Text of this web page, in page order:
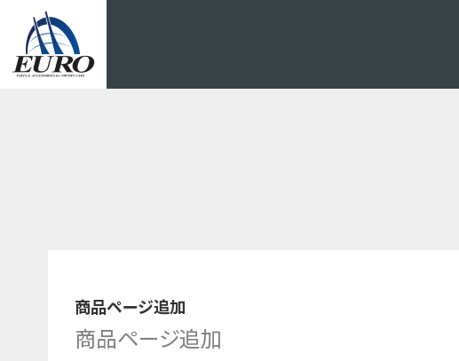
商品ページ追加
商品ページ追加